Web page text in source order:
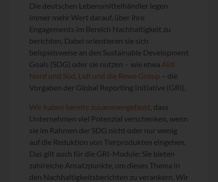
Die deutschen Lebensmittelhändler legen
immer mehr Wert darauf, über ihre
Engagements im Bereich Nachhaltigkeit zu
berichten. Dabei orientieren sie sich
beispielsweise an den Sustainable Development
Goals (SDG) oder sie nutzen – wie etwa Aldi
Nord und Süd, Lidl und die Rewe Group – die
Vorgaben der Global Reporting Initiative (GRI).
Wir haben bereits zusammengefasst , dass
Unternehmen viel Potenzial verschenken, wenn
sie im Rahmen der SDG nicht oder nur wenig
auf die Reduktion von Tierprodukten eingehen.
Das gilt auch für die GRI-Module: Sie bieten
zahlreiche Ansatzpunkte, um dieses Thema in
den Nachhaltigkeitsberichten zu verankern. Wir